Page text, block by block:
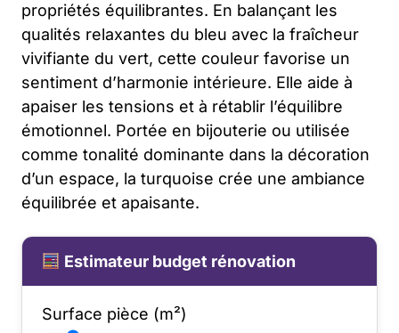
propriétés équilibrantes. En balançant les
qualités relaxantes du bleu avec la fraîcheur
vivifiante du vert, cette couleur favorise un
sentiment d’harmonie intérieure. Elle aide à
apaiser les tensions et à rétablir l’équilibre
émotionnel. Portée en bijouterie ou utilisée
comme tonalité dominante dans la décoration
d’un espace, la turquoise crée une ambiance
équilibrée et apaisante.
Estimateur budget rénovation
Surface pièce (m²)